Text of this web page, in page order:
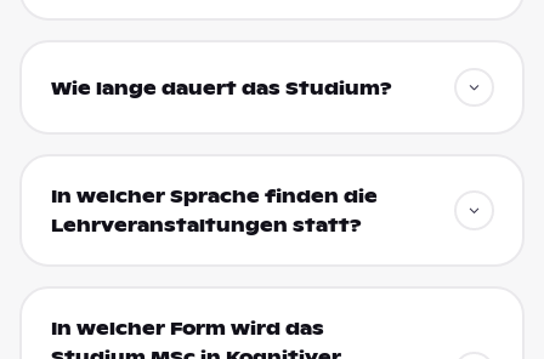
Wie lange dauert das Studium?
In welcher Sprache finden die
Lehrveranstaltungen statt?
In welcher Form wird das